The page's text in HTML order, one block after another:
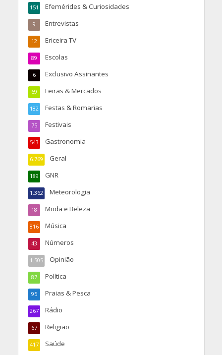
Efemérides & Curiosidades
151
Entrevistas
9
Ericeira TV
12
Escolas
89
Exclusivo Assinantes
6
Feiras & Mercados
69
Festas & Romarias
182
Festivais
75
Gastronomia
543
Geral
6.769
GNR
189
Meteorologia
1.362
Moda e Beleza
18
Música
816
Números
43
Opinião
1.505
Política
87
Praias & Pesca
95
Rádio
267
Religião
67
Saúde
417